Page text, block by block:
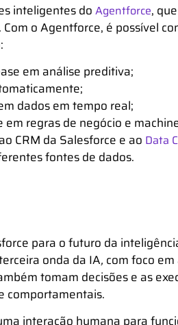
inteligentes doAgentforce,
o Agentforce, é possível
em análise preditiva;
dados em tempo real;
regras de negócio e
CRM da Salesforce e ao Data
fontes de dados.
para o futuro da
onda da IA, com foco
tomam decisões e as
comportamentais.
interação humana para